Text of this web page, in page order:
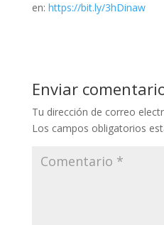
en: https://bit.ly/3hDinaw
Enviar
Tu dirección de correo
Los campos obligatorios